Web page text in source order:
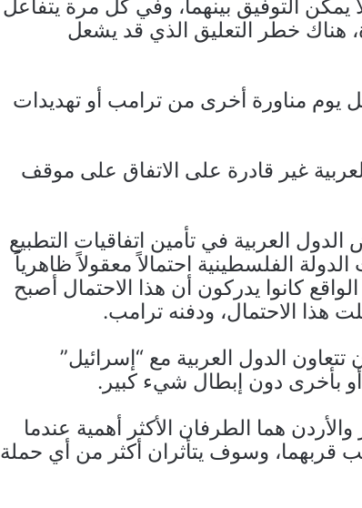
التوفيق بينهما، وفي كل مرة يتفاعل
هناك خطر التعليق الذي قد يشعل
كل يوم مناورة أخرى من ترامب أو تهديدات
غير قادرة على الاتفاق على موقف
العربية في تأمين اتفاقيات التطبيع
الفلسطينية احتمالاً معقولاً ظاهرياً
كانوا يدركون أن هذا الاحتمال أصبح
الاحتمال، ودفنه ترامب.
الدول العربية مع “إسرائيل”
بأخرى دون إبطال شيء كبير.
هما الطرفان الأكثر أهمية عندما
قربهما، وسوف يتأثران أكثر من أي حملة